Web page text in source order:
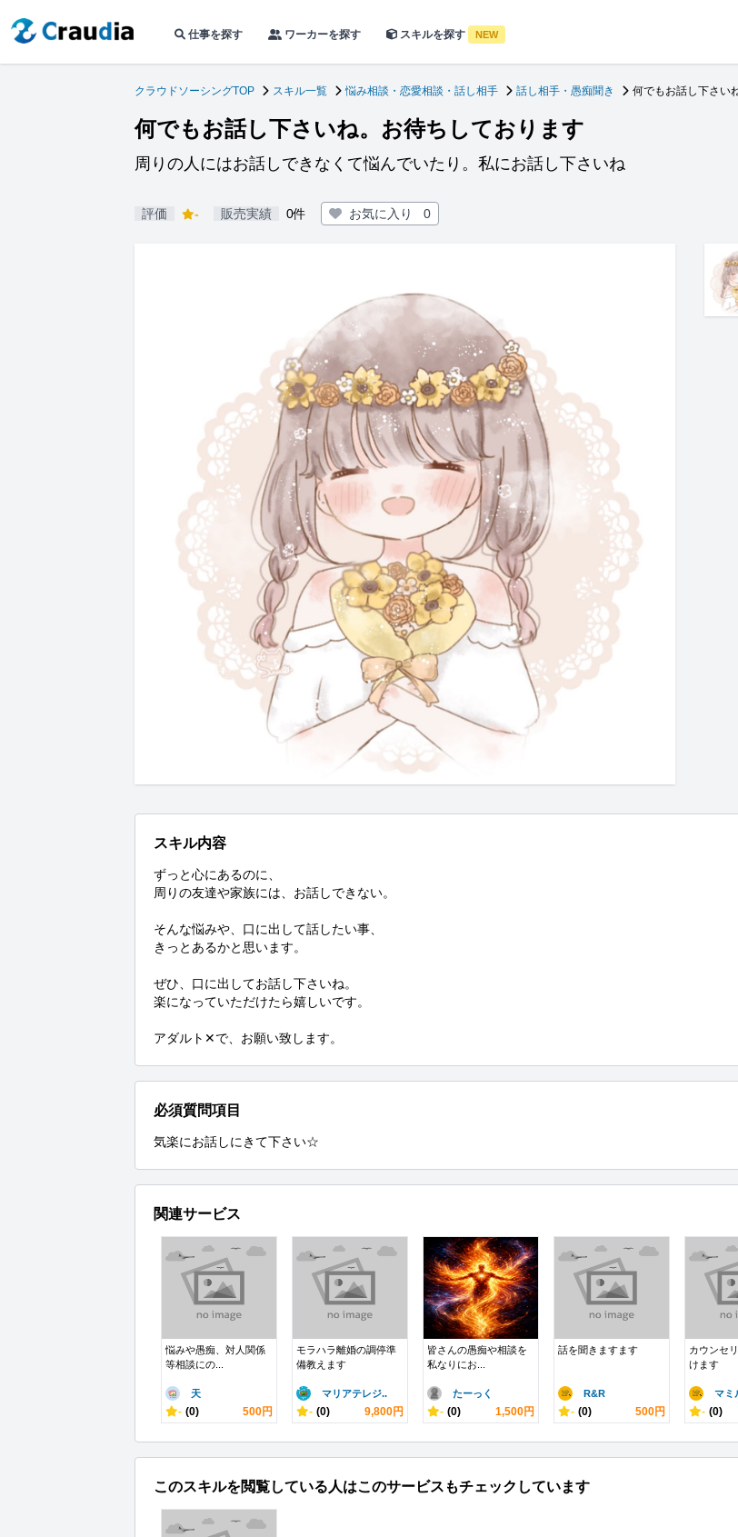
仕事を探す ワーカーを探す スキルを探す NEW
クラウドソーシングTOP スキル一覧 悩み相談・恋愛相談・話し相手 話し相手・愚痴聞き 何でもお話し下さい
何でもお話し下さいね。お待ちしております
周りの人にはお話しできなくて悩んでいたり。私にお話し下さいね
評価 - 販売実績 0件 お気に入り 0
スキル内容
ずっと心にあるのに、
周りの友達や家族には、お話しできない。
そんな悩みや、口に出して話したい事、
きっとあるかと思います。
ぜひ、口に出してお話し下さいね。
楽になっていただけたら嬉しいです。
アダルト✕で、お願い致します。
必須質問項目
気楽にお話しにきて下さい☆
関連サービス
悩みや愚痴、対人関係
等相談にの...
天
- (0) 500円
モラハラ離婚の調停準
備教えます
マリアテレジ..
- (0) 9,800円
皆さんの愚痴や相談を
私なりにお...
たーっく
- (0) 1,500円
話を聞きますます
R&R
- (0) 500円
カウンセ
けます
マミ
- (0)
このスキルを閲覧している人はこのサービスもチェックしています